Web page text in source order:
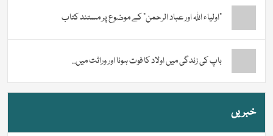
“اولیاء اللہ اور عباد الرحمن” کے موضوع پر مستند کتاب
باپ کی زندگی میں اولاد کا فوت ہونا اور وراثت میں...
خبریں